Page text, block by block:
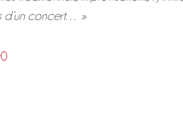
d’un concert… »